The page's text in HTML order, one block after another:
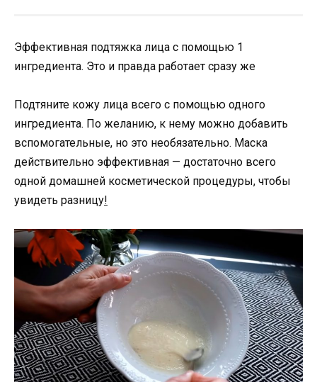
Эффективная подтяжка лица с помощью 1
ингредиента. Это и правда работает сразу же
Подтяните кожу лица всего с помощью одного
ингредиента. По желанию, к нему можно добавить
вспомогательные, но это необязательно. Маска
действительно эффективная — достаточно всего
одной домашней косметической процедуры, чтобы
увидеть разницу!